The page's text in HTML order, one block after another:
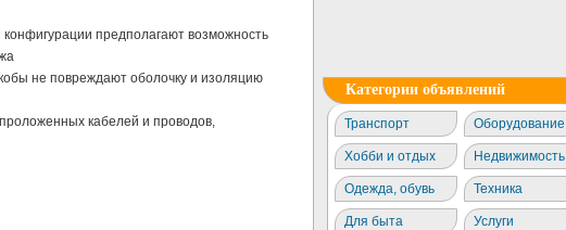
предполагают возможность
не повреждают оболочку и изоляцию
кабелей и проводов,
Категории объявлений
Транспорт Оборудование
Хобби и отдых Недвижимость
Одежда, обувь Техника
Для быта Услуги